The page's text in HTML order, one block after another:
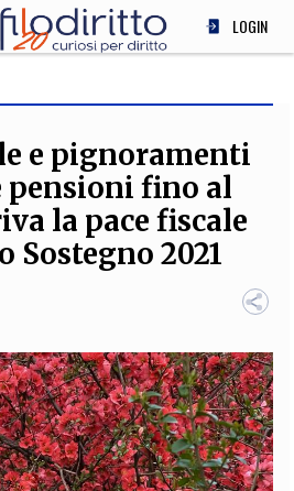
LOGIN
SOCIETÀ
MEDICINA
SCIENZA
E FILOSOFIA
TEAM
SCIENTIFICO AUTORI CURATORI
COLLABORA CON NOI
e pignoramenti
pensioni fino al
la pace fiscale
Sostegno 2021